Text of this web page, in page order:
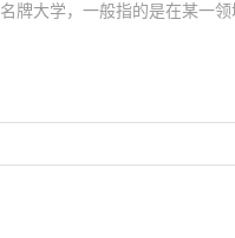
大学，一般指的是在某一领